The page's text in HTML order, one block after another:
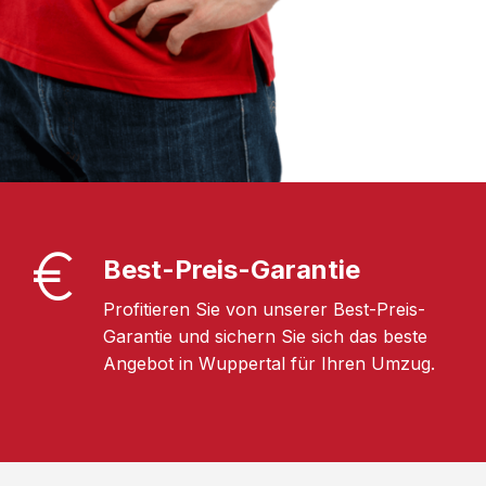
Best-Preis-Garantie
Profitieren Sie von unserer Best-Preis-
Garantie und sichern Sie sich das beste
Angebot in Wuppertal für Ihren Umzug.